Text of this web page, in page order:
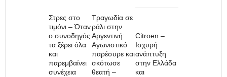
Στρες στο
τιμόνι – Όταν
ο συνοδηγός
τα ξέρει όλα
και
παρεμβαίνει
συνέχεια
Τραγωδία σε
ράλι στην
Αργεντινή:
Αγωνιστικό
παρέσυρε και
σκότωσε
θεατή –
Citroen –
Ισχυρή
ανάπτυξη
στην Ελλάδα
και